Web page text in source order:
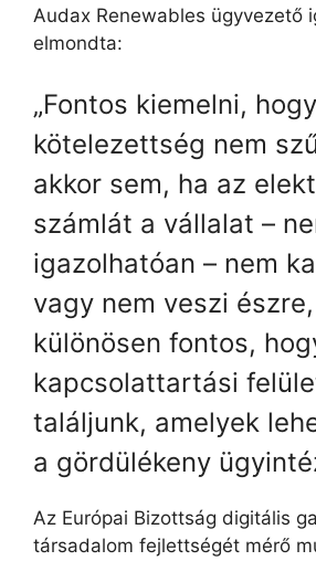
Audax Renewables ügyvezető
elmondta:
„Fontos kiemelni,
kötelezettség nem
akkor sem, ha az
számlát a vállalat –
igazolhatóan – nem
vagy nem veszi
különösen fontos,
kapcsolattartási
találjunk, amelyek
a gördülékeny
Az Európai Bizottság digitális
társadalom fejlettségét mérő